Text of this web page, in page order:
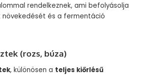
rendelkeznek, ami befolyásolja
növekedését és a fermentáció
(rozs, búza)
, különösen a teljes kiőrlésű